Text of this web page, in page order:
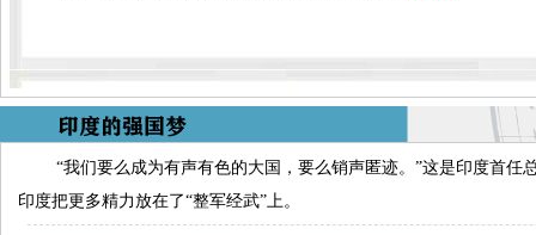
“我们要么成为有声有色的大国，要么销声匿迹。”这是印度首
印度把更多精力放在了“整军经武”上。